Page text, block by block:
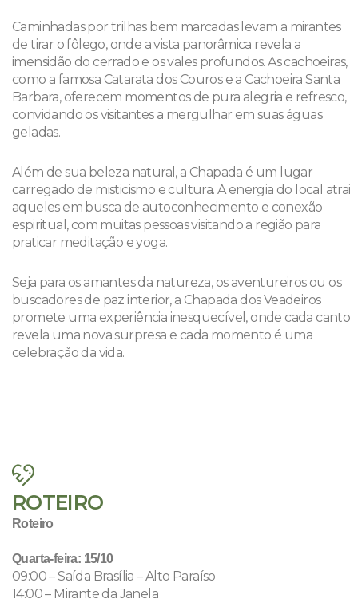
Caminhadas por trilhas bem marcadas levam a mirantes
de tirar o fôlego, onde a vista panorâmica revela a
imensidão do cerrado e os vales profundos. As cachoeiras,
como a famosa Catarata dos Couros e a Cachoeira Santa
Barbara, oferecem momentos de pura alegria e refresco,
convidando os visitantes a mergulhar em suas águas
geladas.
Além de sua beleza natural, a Chapada é um lugar
carregado de misticismo e cultura. A energia do local atrai
aqueles em busca de autoconhecimento e conexão
espiritual, com muitas pessoas visitando a região para
praticar meditação e yoga.
Seja para os amantes da natureza, os aventureiros ou os
buscadores de paz interior, a Chapada dos Veadeiros
promete uma experiência inesquecível, onde cada canto
revela uma nova surpresa e cada momento é uma
celebração da vida.
ROTEIRO
Roteiro
Quarta-feira: 15/10
09:00 – Saída Brasília – Alto Paraíso
14:00 – Mirante da Janela